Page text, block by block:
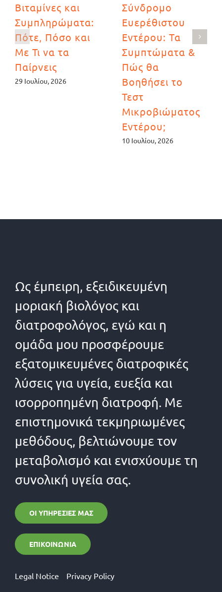
Βιταμίνες και
Συμπληρώματα:
Πότε, Πόσο και
Με Τι να τα
Παίρνεις
29 Ιουλίου, 2026
Σύνδρομο
Ευερέθιστου
Εντέρου: Τα
Συμπτώματα &
Πώς θα
Βοηθήσει το
Τεστ
Μικροβιώματος
Εντέρου;
10 Ιουλίου, 2026
Ως έμπειρη, εξειδικευμένη
μοριακή βιολόγος και
διατροφολόγος, εγώ και η
ομάδα μου προσφέρουμε
εξατομικευμένες διατροφικές
λύσεις για υγεία, ευεξία και
ισορροπημένη διατροφή. Με
επιστημονικά τεκμηριωμένες
μεθόδους, βελτιώνουμε τον
μεταβολισμό και ενισχύουμε τη
συνολική υγεία σας.
ΟΙ ΥΠΗΡΕΣΊΕΣ ΜΑΣ
ΕΠΙΚΟΙΝΩΝΊΑ
Legal Notice Privacy Policy